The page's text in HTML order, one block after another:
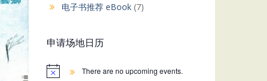
电子书推荐 eBook(7)
申请场地日历
There are no upcoming events.